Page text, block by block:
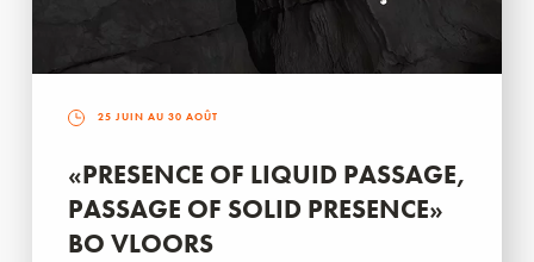
25 JUIN AU 30 AOÛT
«PRESENCE OF LIQUID PASSAGE,
PASSAGE OF SOLID PRESENCE»
BO VLOORS